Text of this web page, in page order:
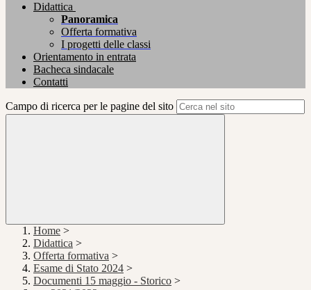
Didattica
Panoramica
Offerta formativa
I progetti delle classi
Orientamento in entrata
Bacheca sindacale
Contatti
Campo di ricerca per le pagine del sito
Home >
Didattica >
Offerta formativa >
Esame di Stato 2024 >
Documenti 15 maggio - Storico >